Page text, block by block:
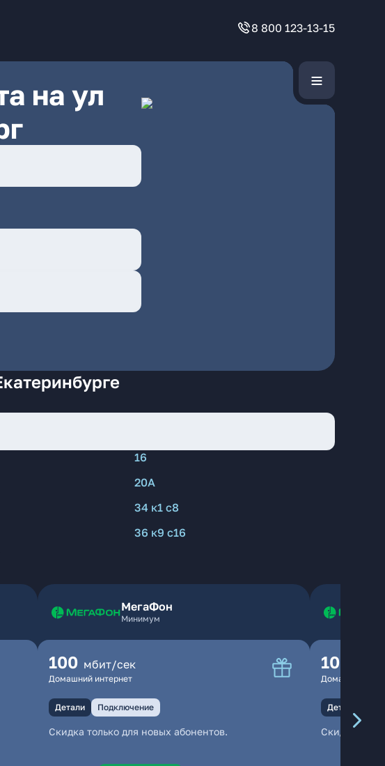
8 800 123-13-15
на ул
16
20А
34 к1 с8
36 к9 с16
МегаФон
Минимум
100 мбит/сек
Домашний интернет
Детали Подключение
Скидка только для новых абонентов.
100
Домашний
Детали
Скидка